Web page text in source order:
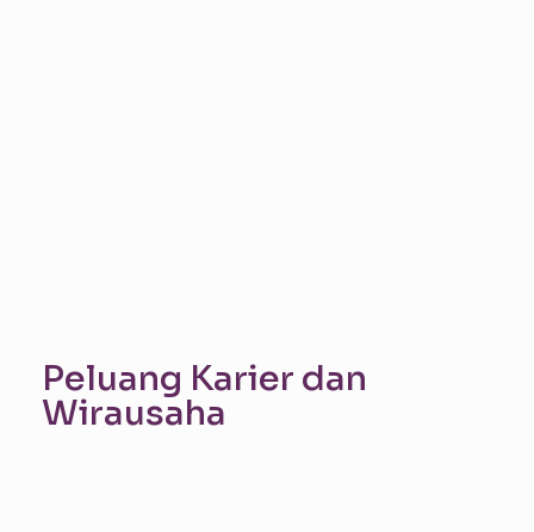
Peluang Karier dan
Wirausaha